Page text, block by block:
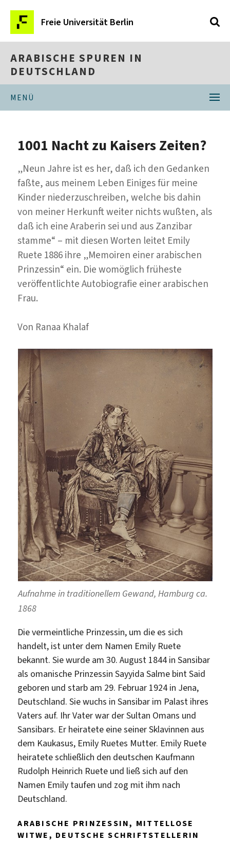
Freie Universität Berlin
ARABISCHE SPUREN IN
DEUTSCHLAND
MENÜ
1001 Nacht zu Kaisers Zeiten?
„Neun Jahre ist es her, daß ich den Gedanken
faßte, aus meinem Leben Einiges für meine
Kinder niederzuschreiben, welche bis dahin
von meiner Herkunft weiter nichts wußten, als
daß ich eine Araberin sei und aus Zanzibar
stamme“ – mit diesen Worten leitet Emily
Ruete 1886 ihre „Memoiren einer arabischen
Prinzessin“ ein. Die womöglich früheste
veröffentlichte Autobiografie einer arabischen
Frau.
Von Ranaa Khalaf
Aufnahme in traditionellem Gewand, Hamburg ca.
1868
Die vermeintliche Prinzessin, um die es sich
handelt, ist unter dem Namen Emily Ruete
bekannt. Sie wurde am 30. August 1844 in Sansibar
als omanische Prinzessin Sayyida Salme bint Said
geboren und starb am 29. Februar 1924 in Jena,
Deutschland. Sie wuchs in Sansibar im Palast ihres
Vaters auf. Ihr Vater war der Sultan Omans und
Sansibars. Er heiratete eine seiner Sklavinnen aus
dem Kaukasus, Emily Ruetes Mutter. Emily Ruete
heiratete schließlich den deutschen Kaufmann
Rudolph Heinrich Ruete und ließ sich auf den
Namen Emily taufen und zog mit ihm nach
Deutschland.
ARABISCHE PRINZESSIN, MITTELLOSE
WITWE, DEUTSCHE SCHRIFTSTELLERIN